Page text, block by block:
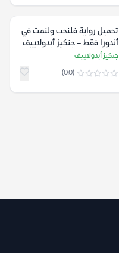
تحميل رواية فلنحب ولنمت في
أندورا فقط – جنكيز أبدولاييف
جنكيز أبدولاييف
(0.0)